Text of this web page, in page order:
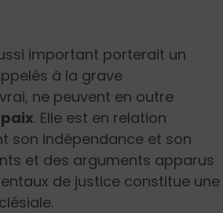
important porterait un
à la grave
ne peuvent en outre
. Elle est en relation
son indépendance et son
et des arguments apparus
de justice constitue une